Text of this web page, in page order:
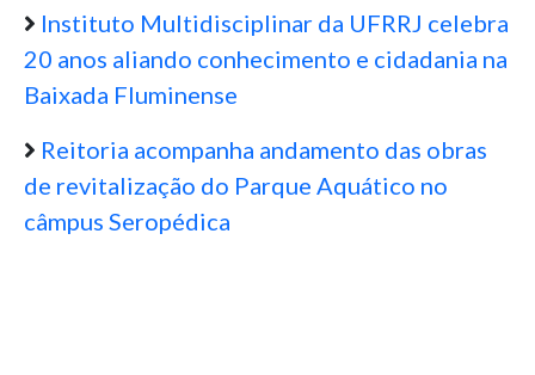
Instituto Multidisciplinar da UFRRJ celebra
20 anos aliando conhecimento e cidadania na
Baixada Fluminense
Reitoria acompanha andamento das obras
de revitalização do Parque Aquático no
câmpus Seropédica